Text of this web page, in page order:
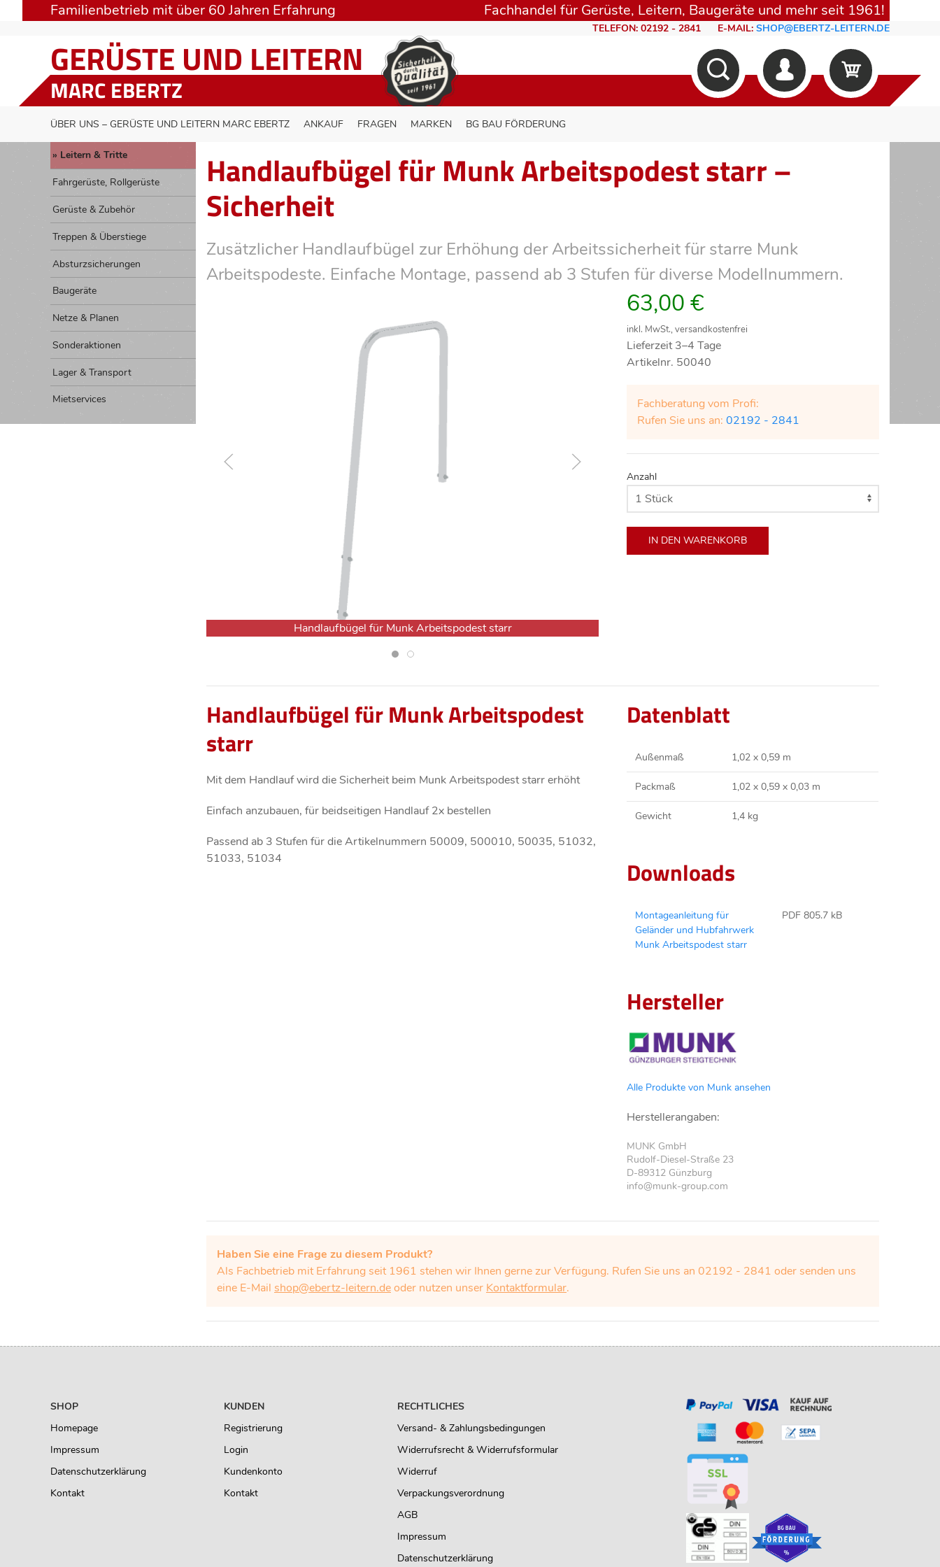
Familienbetrieb mit über 60 Jahren Erfahrung Fachhandel für Gerüste, Leitern, Baugeräte und mehr seit 1961!
TELEFON: 02192 - 2841 E-MAIL: SHOP@EBERTZ-LEITERN.DE
GERÜSTE UND LEITERN
MARC EBERTZ
ÜBER UNS – GERÜSTE UND LEITERN MARC EBERTZ ANKAUF FRAGEN MARKEN BG BAU FÖRDERUNG
Leitern & Tritte
Fahrgerüste, Rollgerüste
Gerüste & Zubehör
Treppen & Überstiege
Absturzsicherungen
Baugeräte
Netze & Planen
Sonderaktionen
Lager & Transport
Mietservices
Handlaufbügel für Munk Arbeitspodest starr –
Sicherheit
Zusätzlicher Handlaufbügel zur Erhöhung der Arbeitssicherheit für starre Munk
Arbeitspodeste. Einfache Montage, passend ab 3 Stufen für diverse Modellnummern.
Handlaufbügel für Munk Arbeitspodest starr
63,00 €
inkl. MwSt., versandkostenfrei
Lieferzeit 3–4 Tage
Artikelnr. 50040
Fachberatung vom Profi:
Rufen Sie uns an:02192 - 2841
Anzahl
Handlaufbügel für Munk Arbeitspodest
starr
Mit dem Handlauf wird die Sicherheit beim Munk Arbeitspodest starr erhöht
Einfach anzubauen, für beidseitigen Handlauf 2x bestellen
Passend ab 3 Stufen für die Artikelnummern 50009, 500010, 50035, 51032,
51033, 51034
Datenblatt
Außenmaß 1,02 x 0,59 m
Packmaß 1,02 x 0,59 x 0,03 m
Gewicht 1,4 kg
Downloads
Montageanleitung für
Geländer und Hubfahrwerk
Munk Arbeitspodest starr
PDF 805.7 kB
Hersteller
Alle Produkte von Munk ansehen
Herstellerangaben:
MUNK GmbH
Rudolf-Diesel-Straße 23
D-89312 Günzburg
info@munk-group.com
Haben Sie eine Frage zu diesem Produkt?
Als Fachbetrieb mit Erfahrung seit 1961 stehen wir Ihnen gerne zur Verfügung. Rufen Sie uns an 02192 - 2841 oder senden uns
eine E-Mail shop@ebertz-leitern.deoder nutzen unser Kontaktformular.
SHOP
Homepage
Impressum
Datenschutzerklärung
Kontakt
KUNDEN
Registrierung
Login
Kundenkonto
Kontakt
RECHTLICHES
Versand- & Zahlungsbedingungen
Widerrufsrecht & Widerrufsformular
Widerruf
Verpackungsverordnung
AGB
Impressum
Datenschutzerklärung